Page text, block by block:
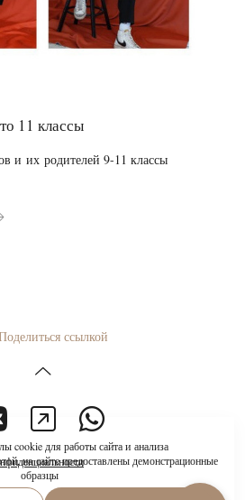
11 классы
и их родителей 9-11 классы
ссылкой
на сайте предоставлены демонстрационные
образцы
cookie для работы сайта и анализа